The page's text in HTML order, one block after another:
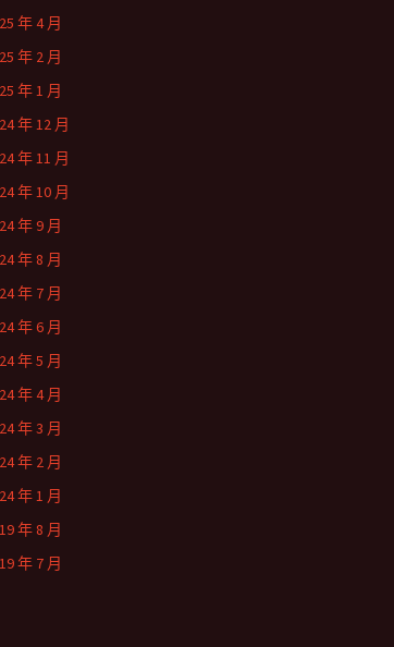
年 4 月
年 2 月
年 1 月
年 12 月
年 11 月
年 10 月
年 9 月
年 8 月
年 7 月
年 6 月
年 5 月
年 4 月
年 3 月
年 2 月
年 1 月
年 8 月
年 7 月